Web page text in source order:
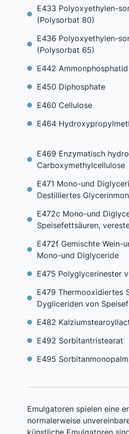
E433 Polyoxyethylen-
(Polysorbat 80)
E436 Polyoxyethylen-
(Polysorbat 65)
E442 Ammonphosphatid
E450 Diphosphate
E460 Cellulose
E464
E469 Enzymatisch
Carboxymethylcellulose
E471 Mono-und
Destilliertes
E472c Mono-und
Speisefettsäuren,
E472f Gemischte Wein-
Mono-und Diglyceride
E475 Polyglycerinester
E479 Thermooxidiertes
Dygliceriden von
E482
E492 Sorbitantristearat
E495
Emulgatoren spielen eine
normalerweise
künstliche Emulgatoren